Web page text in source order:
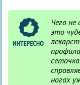
Чего
это
ногах